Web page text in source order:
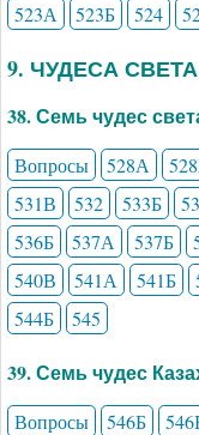
523А
523Б 524
9. ЧУДЕСА СВЕТА
38. Семь чудес
Вопросы 528А
531В
532 533Б
536Б
537А 537Б
540В
541А 541Б
544Б
545
39. Семь чудес
Вопросы 546Б